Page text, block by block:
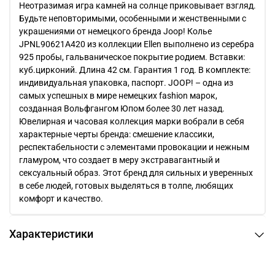
Неотразимая игра камней на солнце приковывает взгляд.
Будьте неповторимыми, особенными и женственными с
украшениями от немецкого бренда Joop! Колье
JPNL90621A420 из коллекции Ellen выполнено из серебра
925 пробы, гальваническое покрытие родием. Вставки:
куб.цирконий. Длина 42 см. Гарантия 1 год. В комплекте:
индивидуальная упаковка, паспорт. JOOP! – одна из
самых успешных в мире немецких fashion марок,
созданная Вольфгангом Юпом более 30 лет назад.
Ювелирная и часовая коллекция марки вобрали в себя
характерные черты бренда: смешение классики,
респектабельности с элементами провокации и нежным
гламуром, что создает в меру экстравагантный и
сексуальный образ. Этот бренд для сильных и уверенных
в себе людей, готовых выделяться в толпе, любящих
комфорт и качество.
Характеристики